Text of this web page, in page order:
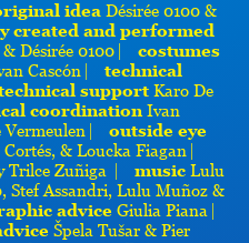
idea Désirée 0100 &
created and performed
Désirée 0100​ ⎸
costumes
Cascón​ ⎸ technical
support Karo De
coordination Ivan
⎸
outside eye
& Loucka Fiagan​ ⎸
Trilce Zuñiga ​ ⎸ music Lulu
Stef Assandri, Lulu Muñoz &
advice Giulia Piana​ ⎸
Špela Tušar & Pier